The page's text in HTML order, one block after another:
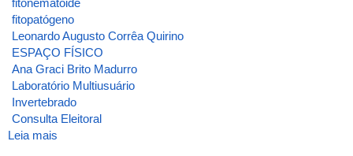
fitonematoide
fitopatógeno
Leonardo Augusto Corrêa Quirino
ESPAÇO FÍSICO
Ana Graci Brito Madurro
Laboratório Multiusuário
Invertebrado
Consulta Eleitoral
Leia mais